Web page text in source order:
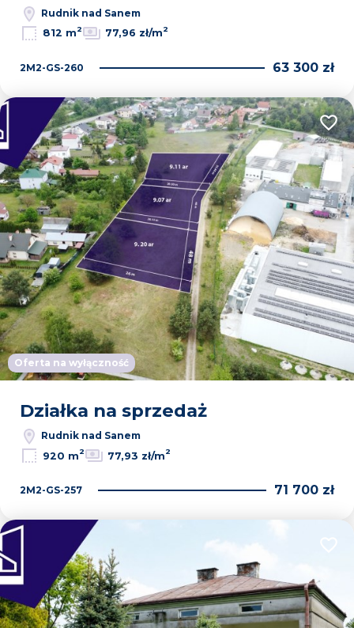
Rudnik nad Sanem
812 m2 77,96 zł/m2
2M2-GS-260 63 300 zł
Oferta na wyłączność
Działka na sprzedaż
Rudnik nad Sanem
920 m2 77,93 zł/m2
2M2-GS-257 71 700 zł